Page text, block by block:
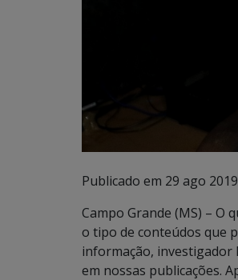
Publicado em 29 ago 2019
Campo Grande (MS) – O
o tipo de conteúdos que
informação, investigador
em nossas publicações.